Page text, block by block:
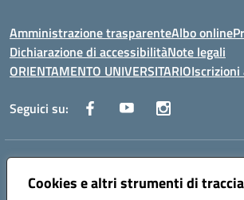
Cookies e altri strumenti di
Amministrazione trasparenteAlbo online
Dichiarazione di accessibilitàNote legali
ORIENTAMENTO UNIVERSITARIO
Seguici su:
Indirizzo:
Centralino:0882 331218 Email: